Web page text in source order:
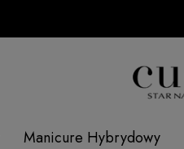
Manicure Hybrydowy